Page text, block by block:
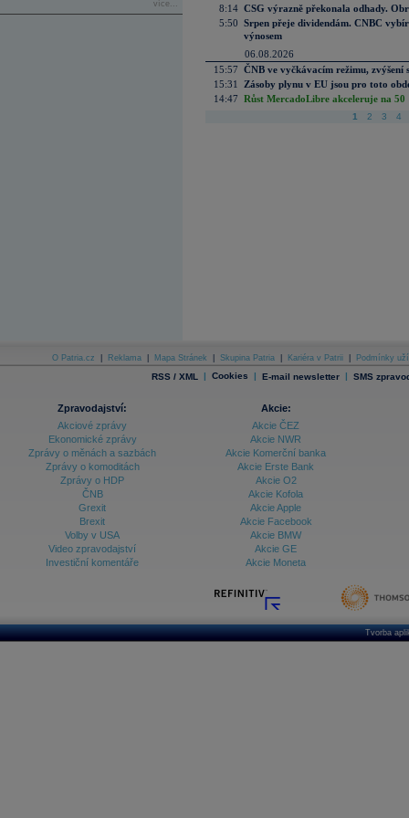
více...
8:14 CSG výrazně překonala odhady.
5:50 Srpen přeje dividendám. CNBC
výnosem
06.08.2026
15:57 ČNB ve vyčkávacím režimu, zvýšení
15:31
Zásoby plynu v EU jsou pro toto
14:47 Růst MercadoLibre akceleruje na
1 2 3 4
O Patria.cz Reklama Mapa Stránek Skupina Patria Kariéra v Patrii Podmínky
RSS / XML | Cookies | E-mail newsletter | SMS
Zpravodajství:
Akciové zprávy
Ekonomické zprávy
Zprávy o měnách a sazbách
Zprávy o komoditách
Zprávy o HDP
ČNB
Grexit
Brexit
Volby v USA
Video zpravodajství
Investiční komentáře
Akcie:
Akcie ČEZ
Akcie NWR
Akcie Komerční banka
Akcie Erste Bank
Akcie O2
Akcie Kofola
Akcie Apple
Akcie Facebook
Akcie BMW
Akcie GE
Akcie Moneta
Tvorba